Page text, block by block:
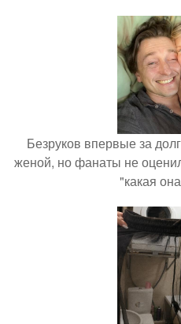
Безруков впервые за
женой, но фанаты не
"какая